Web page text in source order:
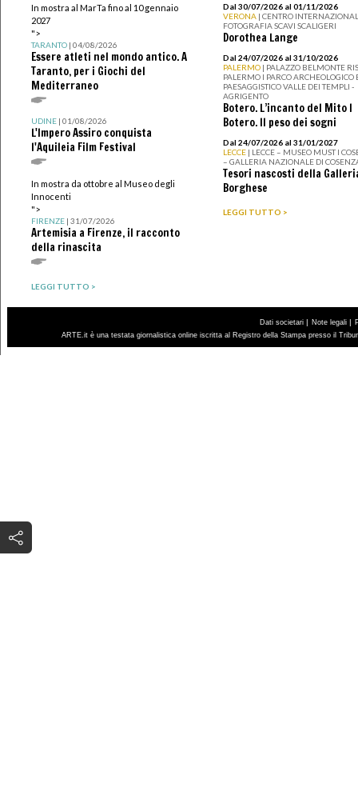
In mostra al MarTa fino al 10 gennaio
2027
">
TARANTO| 04/08/2026
Essere atleti nel mondo antico. A
Taranto, per i Giochi del
Mediterraneo
UDINE| 01/08/2026
L'Impero Assiro conquista
l'Aquileia Film Festival
In mostra da ottobre al Museo degli
Innocenti
">
FIRENZE| 31/07/2026
Artemisia a Firenze, il racconto
della rinascita
LEGGI TUTTO >
Dal 30/07/2026 al 01/11/2026
VERONA | CENTRO
FOTOGRAFIA SCAVI SCALIGERI
Dorothea Lange
Dal 24/07/2026 al 31/10/2026
PALERMO | PALAZZO BELMONTE
PALERMO I PARCO ARCHEOLOGICO
PAESAGGISTICO VALLE DEI TEMPLI -
AGRIGENTO
Botero. L’incanto del Mito I
Botero. Il peso dei sogni
Dal 24/07/2026 al 31/01/2027
LECCE | LECCE – MUSEO MUST I
– GALLERIA NAZIONALE DI
Tesori nascosti della
Borghese
LEGGI TUTTO >
Dati societari | Note legali |
ARTE.it è una testata giornalistica online iscritta al Registro della Stampa presso il